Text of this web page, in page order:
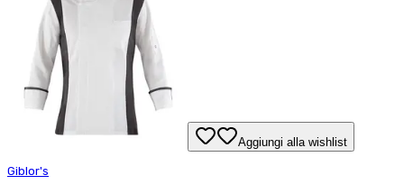
Aggiungi alla wishlist
Giblor's